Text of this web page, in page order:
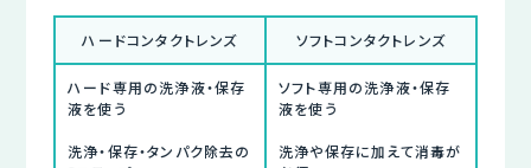
ハードコンタクトレンズ ソフトコンタクトレンズ
ハード専用の洗浄液・保存
液を使う
洗浄・保存・タンパク除去の
ソフト専用の洗浄液・保存
液を使う
洗浄や保存に加えて消毒が